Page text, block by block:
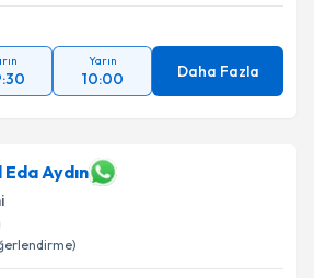
Yarın
10:00 Daha Fazla
Aydın